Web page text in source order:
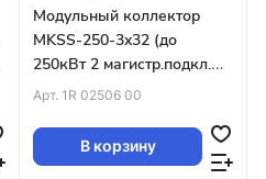
Модульный коллектор
MKSS-250-3x32 (до
250кВт 2 магистр.подкл.
G2″ 3 контура G1¼″ вверх
Арт. 1R 02506 00
В корзину